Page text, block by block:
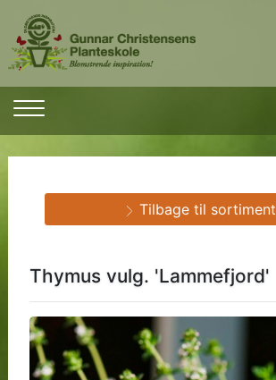
Thymus vulg. 'Lammefjord'
Tilbage til sortiment